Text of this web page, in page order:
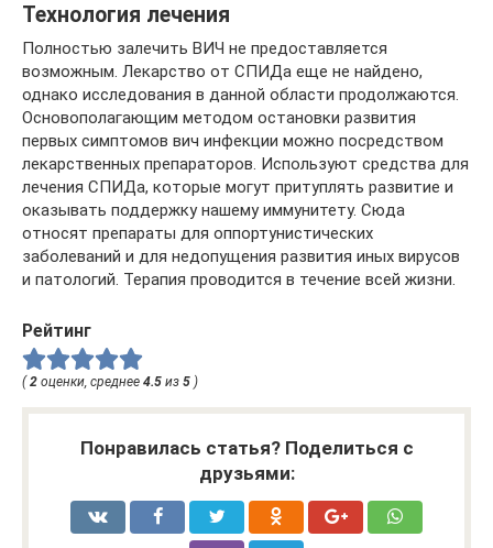
Технология лечения
Полностью залечить ВИЧ не предоставляется
возможным. Лекарство от СПИДа еще не найдено,
однако исследования в данной области продолжаются.
Основополагающим методом остановки развития
первых симптомов вич инфекции можно посредством
лекарственных препараторов. Используют средства для
лечения СПИДа, которые могут притуплять развитие и
оказывать поддержку нашему иммунитету. Сюда
относят препараты для оппортунистических
заболеваний и для недопущения развития иных вирусов
и патологий. Терапия проводится в течение всей жизни.
Рейтинг
( 2 оценки, среднее 4.5 из 5 )
Понравилась статья? Поделиться с
друзьями: